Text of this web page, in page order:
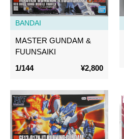
BANDAI
MASTER GUNDAM &
FUUNSAIKI
1/144
¥2,800